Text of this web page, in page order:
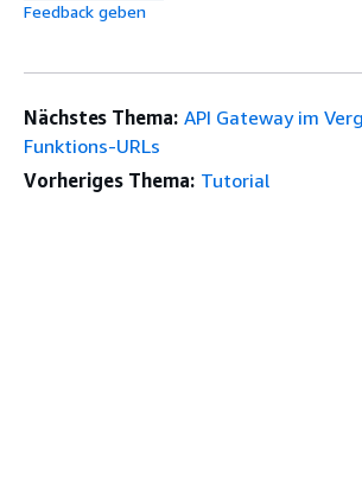
Feedback geben
Nächstes Thema: API Gateway im
Funktions-URLs
Vorheriges Thema: Tutorial